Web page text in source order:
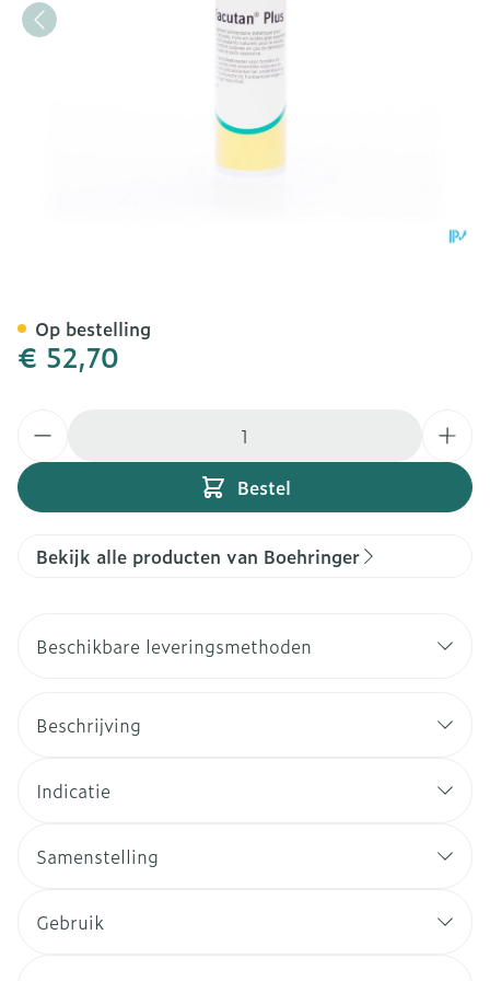
€ 52,70
Bestel
Op bestelling
Bekijk alle producten van Boehringer
Beschikbare leveringsmethoden
Beschrijving
Indicatie
Samenstelling
Gebruik